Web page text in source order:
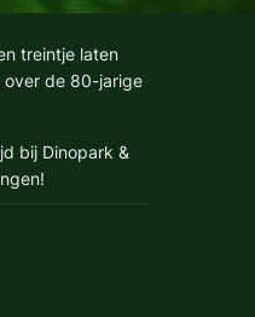
treintje laten
over de 80-jarige
bij Dinopark &